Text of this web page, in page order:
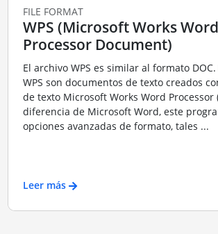
FILE FORMAT
WPS (Microsoft Works Word
Processor Document)
El archivo WPS es similar al formato
WPS son documentos de texto creados
de texto Microsoft Works Word Processor
diferencia de Microsoft Word, este
opciones avanzadas de formato, tales ...
Leer más